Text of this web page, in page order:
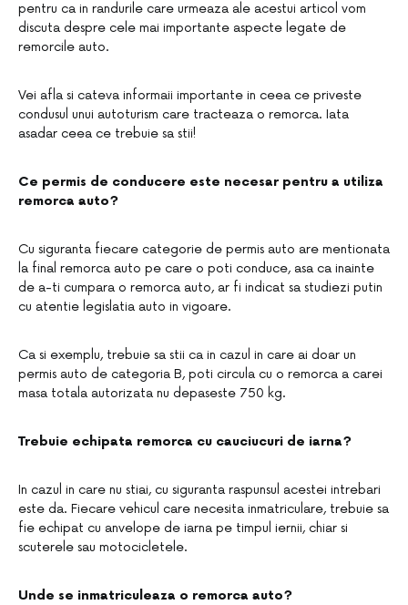
pentru ca in randurile care urmeaza ale acestui articol vom
discuta despre cele mai importante aspecte legate de
remorcile auto.
Vei afla si cateva informaii importante in ceea ce priveste
condusul unui autoturism care tracteaza o remorca. Iata
asadar ceea ce trebuie sa stii!
Ce permis de conducere este necesar pentru a utiliza
remorca auto?
Cu siguranta fiecare categorie de permis auto are mentionata
la final remorca auto pe care o poti conduce, asa ca inainte
de a-ti cumpara o remorca auto, ar fi indicat sa studiezi putin
cu atentie legislatia auto in vigoare.
Ca si exemplu, trebuie sa stii ca in cazul in care ai doar un
permis auto de categoria B, poti circula cu o remorca a carei
masa totala autorizata nu depaseste 750 kg.
Trebuie echipata remorca cu cauciucuri de iarna?
In cazul in care nu stiai, cu siguranta raspunsul acestei intrebari
este da. Fiecare vehicul care necesita inmatriculare, trebuie sa
fie echipat cu anvelope de iarna pe timpul iernii, chiar si
scuterele sau motocicletele.
Unde se inmatriculeaza o remorca auto?